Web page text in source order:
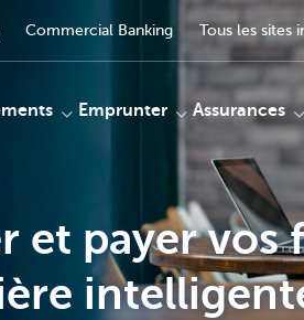
Commercial Banking Tous les sites
Emprunter Assurances
et payer vos